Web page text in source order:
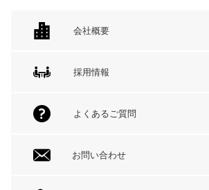
会社概要
採用情報
よくあるご質問
お問い合わせ